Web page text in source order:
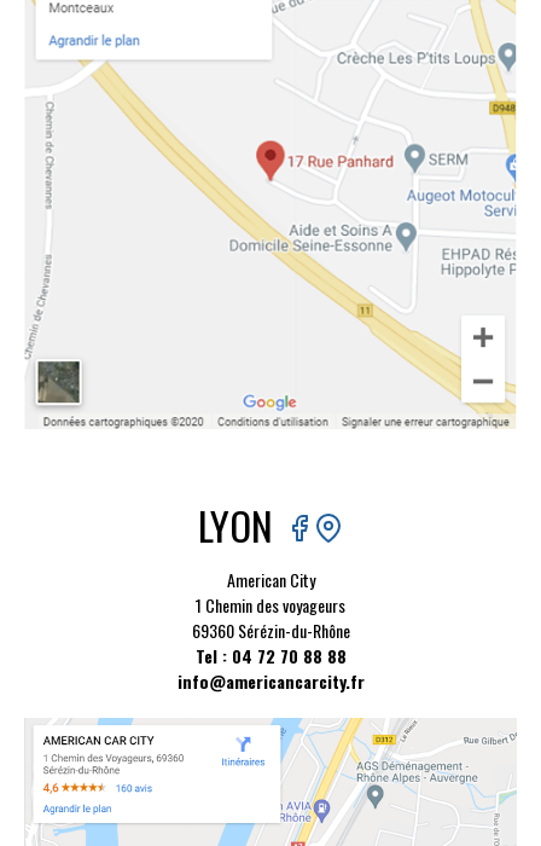
LYON
American City
1 Chemin des voyageurs
69360 Sérézin-du-Rhône
Tel : 04 72 70 88 88
info@americancarcity.fr